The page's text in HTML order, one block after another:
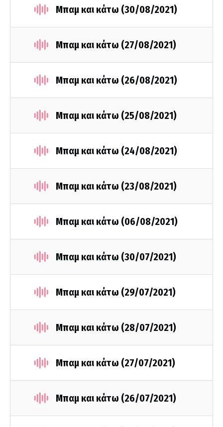
Μπαμ και κάτω (30/08/2021)
Μπαμ και κάτω (27/08/2021)
Μπαμ και κάτω (26/08/2021)
Μπαμ και κάτω (25/08/2021)
Μπαμ και κάτω (24/08/2021)
Μπαμ και κάτω (23/08/2021)
Μπαμ και κάτω (06/08/2021)
Μπαμ και κάτω (30/07/2021)
Μπαμ και κάτω (29/07/2021)
Μπαμ και κάτω (28/07/2021)
Μπαμ και κάτω (27/07/2021)
Μπαμ και κάτω (26/07/2021)